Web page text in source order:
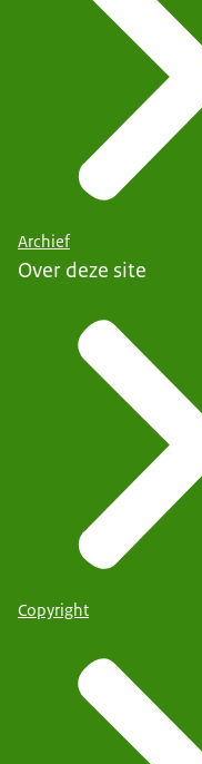
Archief
Over deze site
Copyright